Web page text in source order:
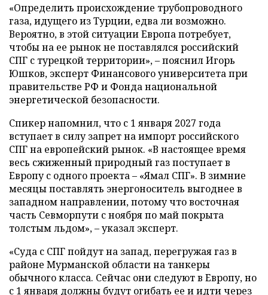
«Определить происхождение трубопроводного
газа, идущего из Турции, едва ли возможно.
Вероятно, в этой ситуации Европа потребует,
чтобы на ее рынок не поставлялся российский
СПГ с турецкой территории», – пояснил Игорь
Юшков, эксперт Финансового университета при
правительстве РФ и Фонда национальной
энергетической безопасности.
Спикер напомнил, что с 1 января 2027 года
вступает в силу запрет на импорт российского
СПГ на европейский рынок. «В настоящее время
весь сжиженный природный газ поступает в
Европу с одного проекта – «Ямал СПГ». В зимние
месяцы поставлять энергоноситель выгоднее в
западном направлении, потому что восточная
часть Севморпути с ноября по май покрыта
толстым льдом», – указал эксперт.
«Суда с СПГ пойдут на запад, перегружая газ в
районе Мурманской области на танкеры
обычного класса. Сейчас они следуют в Европу, но
с 1 января должны будут огибать ее и идти через